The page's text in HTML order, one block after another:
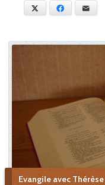
Facebook
Evangile avec Thérèse